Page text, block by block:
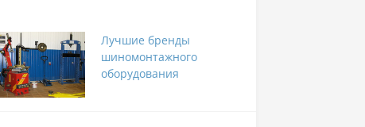
Лучшие бренды
шиномонтажного
оборудования